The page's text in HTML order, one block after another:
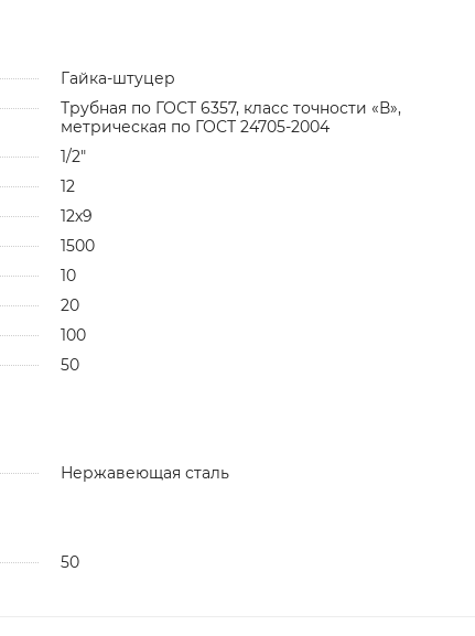
Гайка-штуцер
Трубная по ГОСТ 6357, класс точности «В»,
метрическая по ГОСТ 24705-2004
1/2"
12
12х9
1500
10
20
100
50
Нержавеющая сталь
50